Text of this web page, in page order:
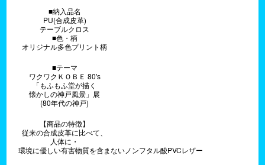
■納入品名
PU(合成皮革)
テーブルクロス
■色・柄
オリジナル多色プリント柄
■テーマ
ワクワクＫＯＢＥ 80's
「もふもふ堂が描く
懐かしの神戸風景」展
(80年代の神戸)
【商品の特徴】
従来の合成皮革に比べて、
人体に・
環境に優しい有害物質を含まないノンフタル酸PVCレザー